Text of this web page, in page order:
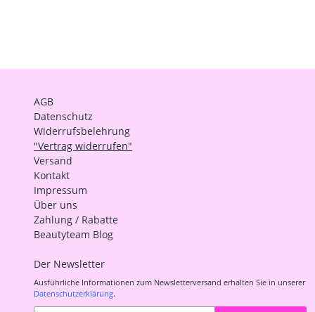
AGB
Datenschutz
Widerrufsbelehrung
"Vertrag widerrufen"
Versand
Kontakt
Impressum
Über uns
Zahlung / Rabatte
Beautyteam Blog
Der Newsletter
Ausführliche Informationen zum Newsletterversand erhalten Sie in unserer
Datenschutzerklärung.